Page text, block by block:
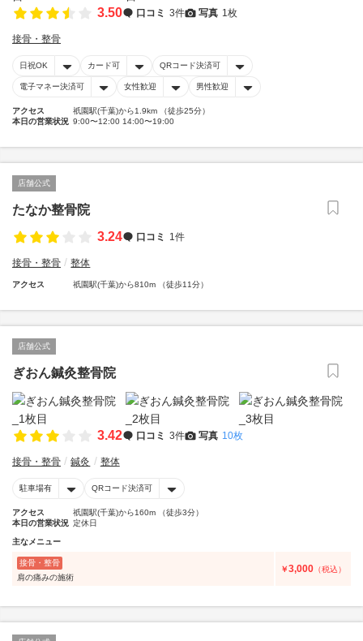
3.50 口コミ 3件 写真 1枚
接骨・整骨
日祝OK カード可 QRコード決済可
電子マネー決済可 女性歓迎 男性歓迎
アクセス
祇園駅(千葉)から1.9km （徒歩25分）
本日の営業状況 9:00〜12:00 14:00〜19:00
店舗公式
たなか整骨院
3.24
口コミ 1件
接骨・整骨 整体
アクセス 祇園駅(千葉)から810m （徒歩11分）
店舗公式
ぎおん鍼灸整骨院
3.42 口コミ 3件 写真 10枚
接骨・整骨 鍼灸 整体
駐車場有 QRコード決済可
アクセス
祇園駅(千葉)から160m （徒歩3分）
本日の営業状況 定休日
主なメニュー
接骨・整骨
肩の痛みの施術
￥3,000 （税込）